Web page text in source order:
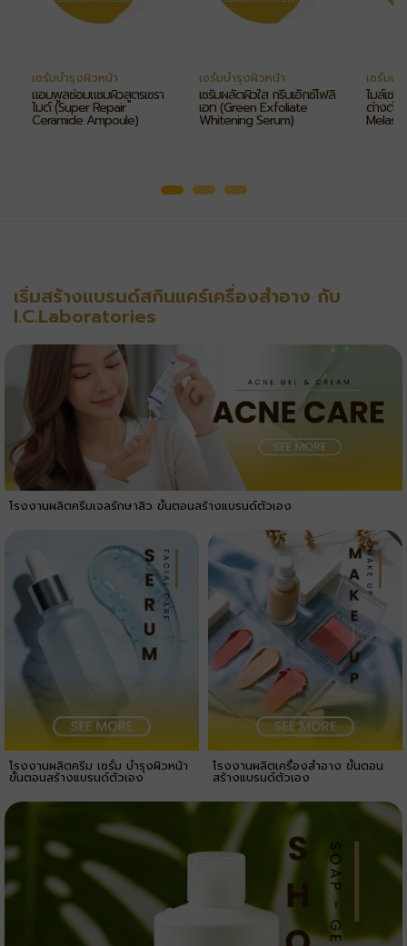
เซรั่มบำรุงผิวหน้า
แอมพูลซ่อมแซมผิวสูตรเซรา
ไมด์ (Super Repair
Ceramide Ampoule)
เซรั่มบำรุงผิวหน้า
เซรั่มผลัดผิวใส กรีนเอ็กซ์โฟลิ
เอท (Green Exfoliate
Whitening Serum)
เซรั่มบ
ไมล์เซร่
ด่างดำ
เริ่มสร้างแบรนด์สกินแคร์เครื่องสำอาง กับ
I.C.Laboratories
โรงงานผลิตครีมเจลรักษาสิว ขั้นตอนสร้างแบรนด์ตัวเอง
โรงงานผลิตครีม เซรั่ม บำรุงผิวหน้า
ขั้นตอนสร้างแบรนด์ตัวเอง
โรงงานผลิตเครื่องสำอาง ขั้นตอน
สร้างแบรนด์ตัวเอง